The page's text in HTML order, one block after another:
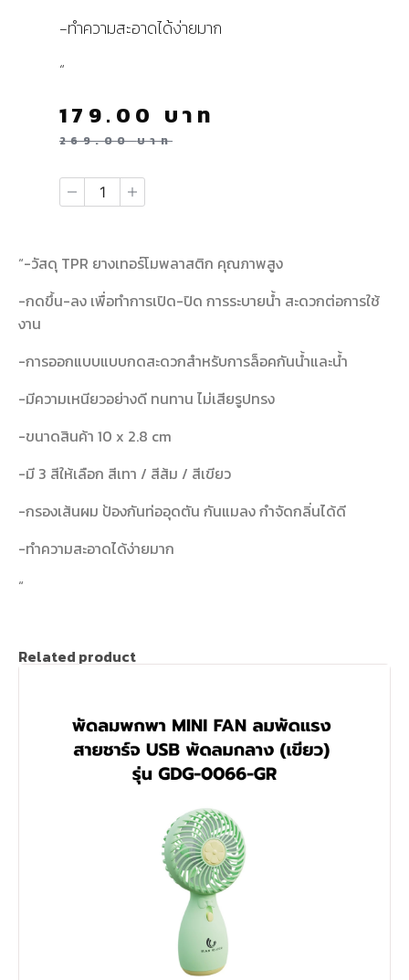
-ทำความสะอาดได้ง่ายมาก
“
269.00บาท
179.00 บาท
“-วัสดุ TPR ยางเทอร์โมพลาสติก คุณภาพสูง
-กดขึ้น-ลง เพื่อทำการเปิด-ปิด การระบายน้ำ สะดวกต่อการใช้
งาน
-การออกแบบแบบกดสะดวกสำหรับการล็อคกันน้ำและน้ำ
-มีความเหนียวอย่างดี ทนทาน ไม่เสียรูปทรง
-ขนาดสินค้า 10 x 2.8 cm
-มี 3 สีให้เลือก สีเทา / สีส้ม / สีเขียว
-กรองเส้นผม ป้องกันท่ออุดตัน กันแมลง กำจัดกลิ่นได้ดี
-ทำความสะอาดได้ง่ายมาก
“
Related product